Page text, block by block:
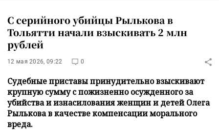
С серийного убийцы Рылькова в
Тольятти начали взыскивать 2 млн
рублей
12 мая 2026, 09:22 0
Судебные приставы принудительно взыскивают
крупную сумму с пожизненно осужденного за
убийства и изнасилования женщин и детей Олега
Рылькова в качестве компенсации морального
вреда.